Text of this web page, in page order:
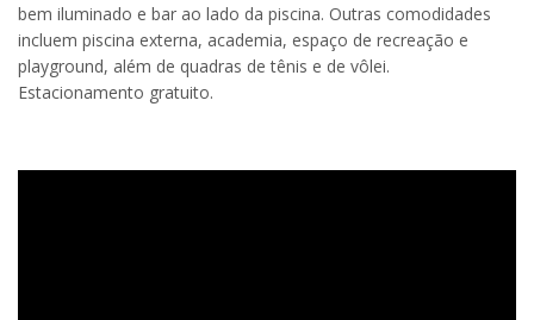
bem iluminado e bar ao lado da piscina. Outras comodidades
incluem piscina externa, academia, espaço de recreação e
playground, além de quadras de tênis e de vôlei.
Estacionamento gratuito.